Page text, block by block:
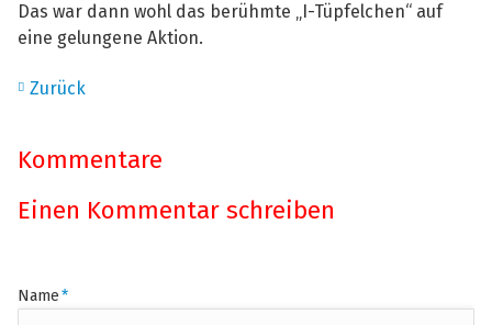
Das war dann wohl das berühmte „I-Tüpfelchen“ auf
eine gelungene Aktion.
Zurück
Kommentare
Einen Kommentar schreiben
Pflichtfeld
Name*